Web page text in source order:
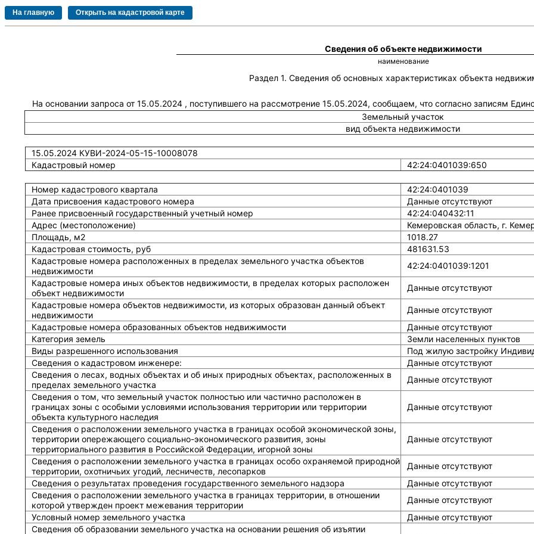
Сведения об объекте недвижимости
наименование
Раздел 1. Сведения об основных характеристиках объекта
На основании запроса от 15.05.2024 , поступившего на рассмотрение 15.05.2024, сообщаем, что согласно записям
Земельный участок
вид объекта недвижимости
15.05.2024 КУВИ-2024-05-15-10008078
Кадастровый номер
42:24:0401039:650
Номер кадастрового квартала
42:24:0401039
Дата присвоения кадастрового номера
Данные отсутствуют
Ранее присвоенный государственный учетный номер
42:24:040432:11
Адрес (местоположение)
Кемеровская область, г.
Площадь, м2
1018.27
Кадастровая стоимость, руб
481631.53
Кадастровые номера расположенных в пределах земельного участка объектов
недвижимости
42:24:0401039:1201
Кадастровые номера иных объектов недвижимости, в пределах которых расположен
объект недвижимости
Данные отсутствуют
Кадастровые номера объектов недвижимости, из которых образован данный объект
недвижимости
Данные отсутствуют
Кадастровые номера образованных объектов недвижимости
Данные отсутствуют
Категория земель
Земли населенных пунктов
Виды разрешенного использования
Под жилую застройку
Сведения о кадастровом инженере:
Данные отсутствуют
Cведения о лесах, водных объектах и об иных природных объектах, расположенных в
пределах земельного участка
Данные отсутствуют
Сведения о том, что земельный участок полностью или частично расположен в
границах зоны с особыми условиями использования территории или территории
объекта культурного наследия
Данные отсутствуют
Сведения о расположении земельного участка в границах особой экономической зоны,
территории опережающего социально-экономического развития, зоны
территориального развития в Российской Федерации, игорной зоны
Данные отсутствуют
Сведения о расположении земельного участка в границах особо охраняемой природной
территории, охотничьих угодий, лесничеств, лесопарков
Данные отсутствуют
Сведения о результатах проведения государственного земельного надзора
Данные отсутствуют
Сведения о расположении земельного участка в границах территории, в отношении
которой утвержден проект межевания территории
Данные отсутствуют
Условный номер земельного участка
Данные отсутствуют
Сведения об образовании земельного участка на основании решения об изъятии